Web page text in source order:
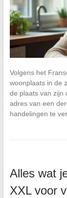
Volgens het
woonplaats in de
de plaats van zijn
adres van een
handelingen te
Alles wat
XXL voor